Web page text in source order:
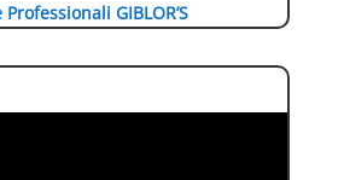
Professionali GIBLOR’S